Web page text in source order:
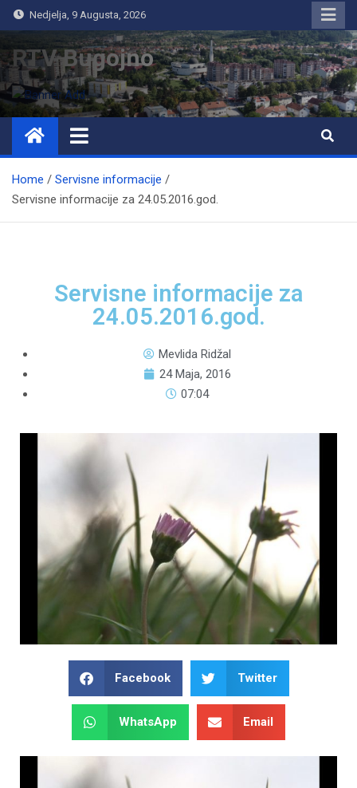
Nedjelja, 9 Augusta, 2026
RTV Bugojno
Home
Servisne informacije
Servisne informacije za 24.05.2016.god.
Servisne informacije za
24.05.2016.god.
Mevlida Ridžal
24 Maja, 2016
07:04
Facebook Twitter
WhatsApp Email